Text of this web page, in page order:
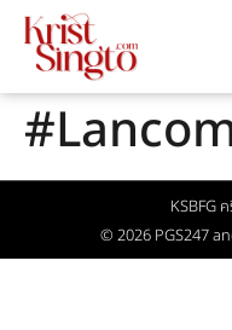
KSBFG
© 2026 PGS247